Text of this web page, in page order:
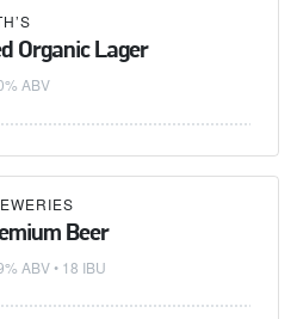
Organic Lager
ABV
Beer
ABV • 18 IBU